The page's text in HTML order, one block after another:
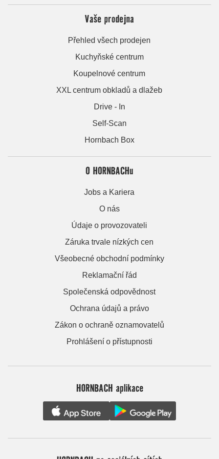
Vaše prodejna
Přehled všech prodejen
Kuchyňské centrum
Koupelnové centrum
XXL centrum obkladů a dlažeb
Drive - In
Self-Scan
Hornbach Box
O HORNBACHu
Jobs a Kariera
O nás
Údaje o provozovateli
Záruka trvale nízkých cen
Všeobecné obchodní podmínky
Reklamační řád
Společenská odpovědnost
Ochrana údajů a právo
Zákon o ochraně oznamovatelů
Prohlášení o přístupnosti
HORNBACH aplikace